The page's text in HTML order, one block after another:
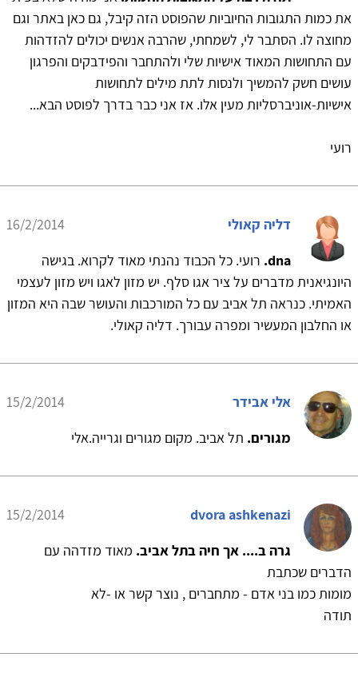
את כמות התגובות החיוביות שהפוסט הזה קיבל, גם כאן באתר וגם
מחוצה לו. הסתבר לי, לשמחתי, שהרבה אנשים יכולים להזדהות
עם התחושות המאוד אישיות שלי ולהתחבר והפידבקים והפרגון
עושים חשק להמשיך ולנסות לתת מילים לתחושות
אישיות-אוניברסליות מעין אלו. אז אני כבר בדרך לפוסט הבא...
רועי
דליה קאולי
16/2/2014
dna. רועי. כל הכבוד נהנתי מאוד לקרוא. בגישה
היונגיאנית מדברים על ציר אגו סלף. יש מזון לאגו ויש מזון לעצמי
האמיתי. כנראה תל אביב עם כל המורכבות והעושר שבה היא המזון
או החלבון המעשיר ומפרה עבורך. דליה קאולי.
אלי אבידר
15/2/2014
מגורים. תל אביב. מקום מגורים וגרייה.אלי
dvora ashkenazi
15/2/2014
גרה ב.... אך חיה בתל אביב. מאוד מזדהה עם
הדברים שכתבת
מומות כמו בני אדם - מתחברים , נוצר קשר או -לא
תודה